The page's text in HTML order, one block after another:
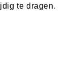
te dragen.